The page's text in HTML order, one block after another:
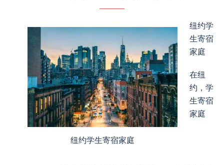
纽约学生寄宿家庭
纽约学
生寄宿
家庭
在纽
约，学
生寄宿
家庭